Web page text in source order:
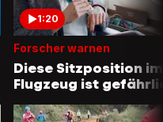
1:20
Forscher warnen
Diese Sitzposition im
Flugzeug ist